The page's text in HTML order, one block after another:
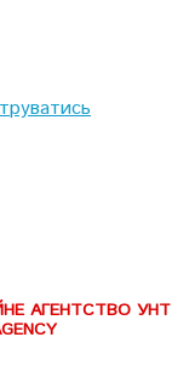
АГЕНТСТВО УНТ